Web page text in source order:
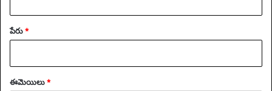
పేరు*
ఈమెయిలు*